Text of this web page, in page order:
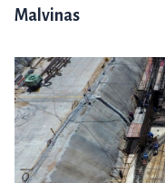
Malvinas